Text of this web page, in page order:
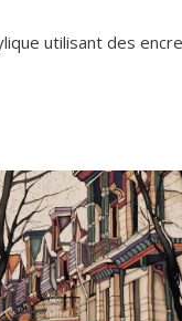
utilisant des